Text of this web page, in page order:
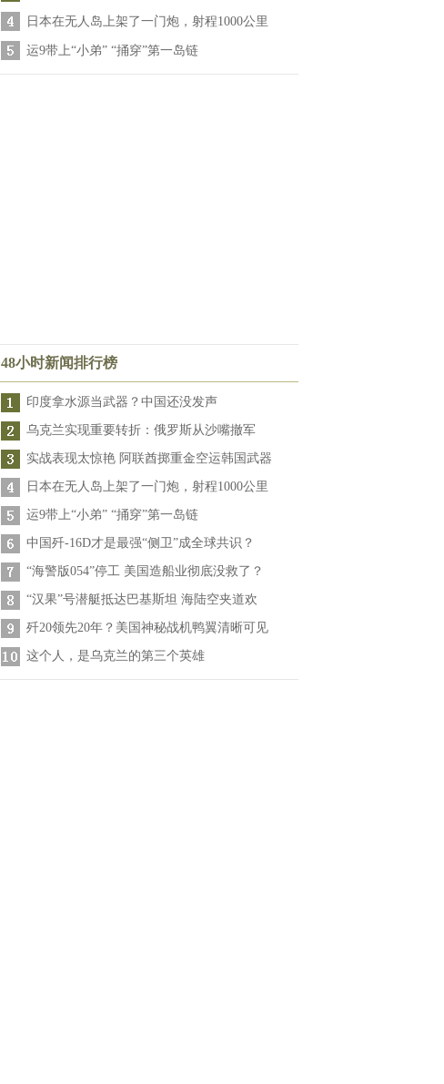
日本在无人岛上架了一门炮，射程1000公里
运9带上“小弟” “捅穿”第一岛链
48小时新闻排行榜
印度拿水源当武器？中国还没发声
乌克兰实现重要转折：俄罗斯从沙嘴撤军
实战表现太惊艳 阿联酋掷重金空运韩国武器
日本在无人岛上架了一门炮，射程1000公里
运9带上“小弟” “捅穿”第一岛链
中国歼-16D才是最强“侧卫”成全球共识？
“海警版054”停工 美国造船业彻底没救了？
“汉果”号潜艇抵达巴基斯坦 海陆空夹道欢
歼20领先20年？美国神秘战机鸭翼清晰可见
这个人，是乌克兰的第三个英雄